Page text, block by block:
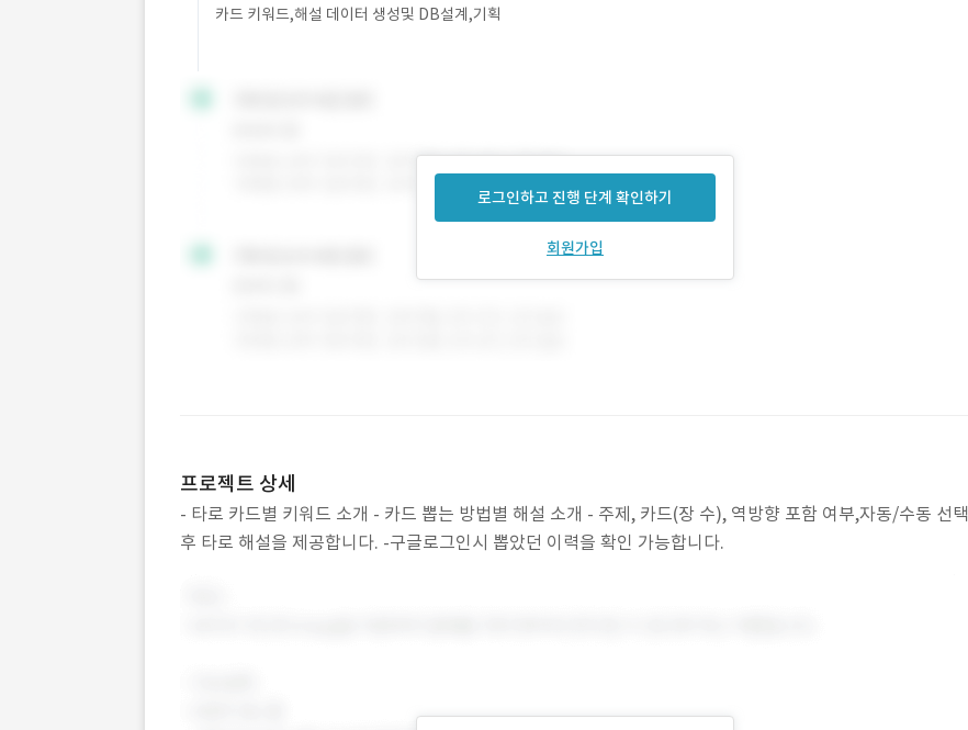
카드 키워드,해설 데이터 생성및 DB설계,기획
로그인하고 진행 단계 확인하기
회원가입
프로젝트 상세
- 타로 카드별 키워드 소개 - 카드 뽑는 방법별 해설 소개 - 주제, 카드(장 수), 역방향 포함 여부,자동/수동 선택
후 타로 해설을 제공합니다. -구글로그인시 뽑았던 이력을 확인 가능합니다.